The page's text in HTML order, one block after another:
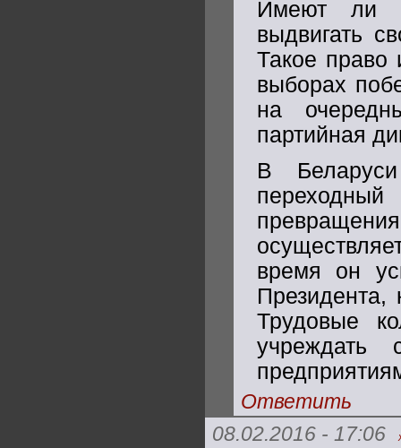
Имеют ли
выдвигать
Такое право
выборах
на
партийная
В
время он
Президента,
Трудовые
учреждать
Ответить
08.02.2016 - 17:06